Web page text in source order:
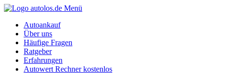
Menü
Autoankauf
Über uns
Häufige Fragen
Ratgeber
Erfahrungen
Autowert Rechner kostenlos